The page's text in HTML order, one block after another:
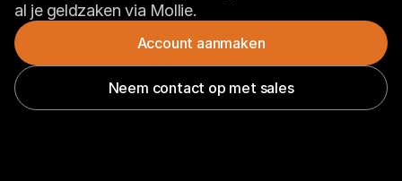
al je geldzaken via Mollie.
Account aanmaken
Neem contact op met sales